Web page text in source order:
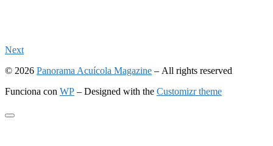
Next
© 2026 Panorama Acuícola Magazine – All rights reserved
Funciona con WP – Designed with the Customizr theme